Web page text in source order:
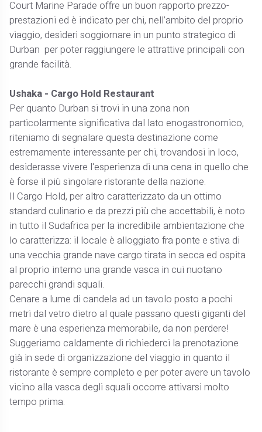
Court Marine Parade offre un buon rapporto prezzo-
prestazioni ed è indicato per chi, nell’ambito del proprio
viaggio, desideri soggiornare in un punto strategico di
Durban per poter raggiungere le attrattive principali con
grande facilità.
Ushaka - Cargo Hold Restaurant
Per quanto Durban si trovi in una zona non
particolarmente significativa dal lato enogastronomico,
riteniamo di segnalare questa destinazione come
estremamente interessante per chi, trovandosi in loco,
desiderasse vivere l'esperienza di una cena in quello che
è forse il più singolare ristorante della nazione.
Il Cargo Hold, per altro caratterizzato da un ottimo
standard culinario e da prezzi più che accettabili, è noto
in tutto il Sudafrica per la incredibile ambientazione che
lo caratterizza: il locale è alloggiato fra ponte e stiva di
una vecchia grande nave cargo tirata in secca ed ospita
al proprio interno una grande vasca in cui nuotano
parecchi grandi squali.
Cenare a lume di candela ad un tavolo posto a pochi
metri dal vetro dietro al quale passano questi giganti del
mare è una esperienza memorabile, da non perdere!
Suggeriamo caldamente di richiederci la prenotazione
già in sede di organizzazione del viaggio in quanto il
ristorante è sempre completo e per poter avere un tavolo
vicino alla vasca degli squali occorre attivarsi molto
tempo prima.